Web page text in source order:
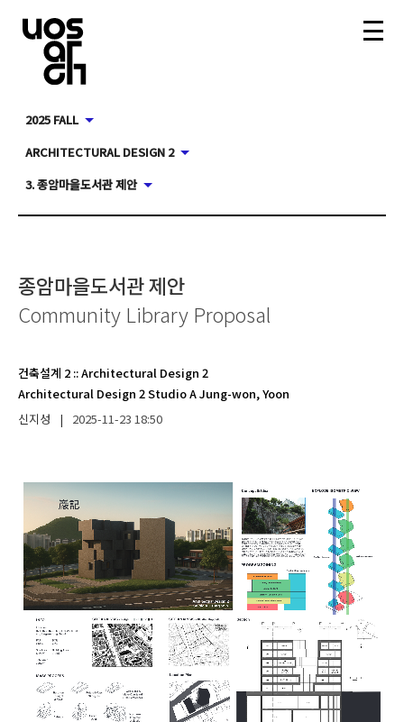
2025 FALL
ARCHITECTURAL DESIGN 2
3. 종암마을도서관 제안
종암마을도서관 제안
Community Library Proposal
건축설계 2 ::Architectural Design 2
Architectural Design 2 Studio A Jung-won, Yoon
신지성
| 2025-11-23 18:50